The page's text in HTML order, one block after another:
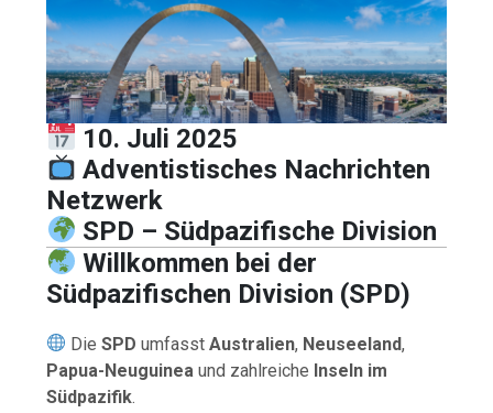
10. Juli 2025
Adventistisches Nachrichten
Netzwerk
SPD – Südpazifische Division
Willkommen bei der
Südpazifischen Division (SPD)
DieSPD umfasstAustralien, Neuseeland,
Papua-Neuguinea und zahlreiche Inseln im
Südpazifik.